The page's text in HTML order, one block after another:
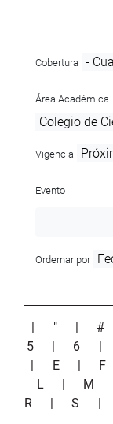
Cobertura
Área Académica
Vigencia
Evento
Ordernar por
| " | #
5
| 6 |
| E | F
L
| M
R
|S |